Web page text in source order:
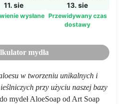
11. sie
wysłane
13. sie
Przewidywany czas
dostawy
mydła
w tworzeniu unikalnych i
przy użyciu naszej bazy
mydeł AloeSoap od Art Soap